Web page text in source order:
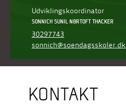
Udviklingskoordinator
SONNICH SUNIL NØRTOFT THACKER
30297743
sonnich@soendagsskoler.dk
KONTAKT